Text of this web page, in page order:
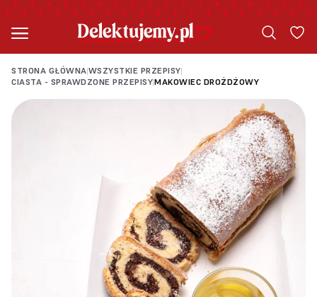
STRONA GŁÓWNA|WSZYSTKIE PRZEPISY|
CIASTA - SPRAWDZONE PRZEPISY|MAKOWIEC DROŻDŻOWY